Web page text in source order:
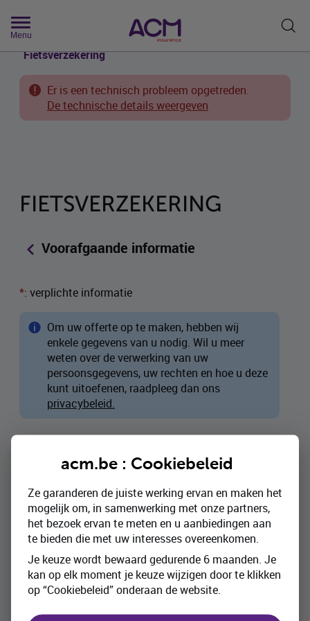
MenuJe bent hier:
Particulier Mobiliteit
Fietsverzekering
Er is een technisch probleem opgetreden.
De technische details weergeven
FIETSVERZEKERING
Terug naar de vorige pagina
Voorafgaande informatie
*: verplichte informatie
Om uw offerte op te maken, hebben wij
enkele gegevens van u nodig. Wil u meer
weten over de verwerking van uw
persoonsgegevens, uw rechten en hoe u deze
kunt uitoefenen, raadpleeg dan ons
privacybeleid.
offerte zo correct mogelijk kunnen opmaken.
Postcode: *
acm.be : Cookiebeleid
Ze garanderen de juiste werking ervan en maken het
mogelijk om, in samenwerking met onze partners,
het bezoek ervan te meten en u aanbiedingen aan
te bieden die met uw interesses overeenkomen.
Je keuze wordt bewaard gedurende 6 maanden. Je
kan op elk moment je keuze wijzigen door te klikken
op “Cookiebeleid” onderaan de website.